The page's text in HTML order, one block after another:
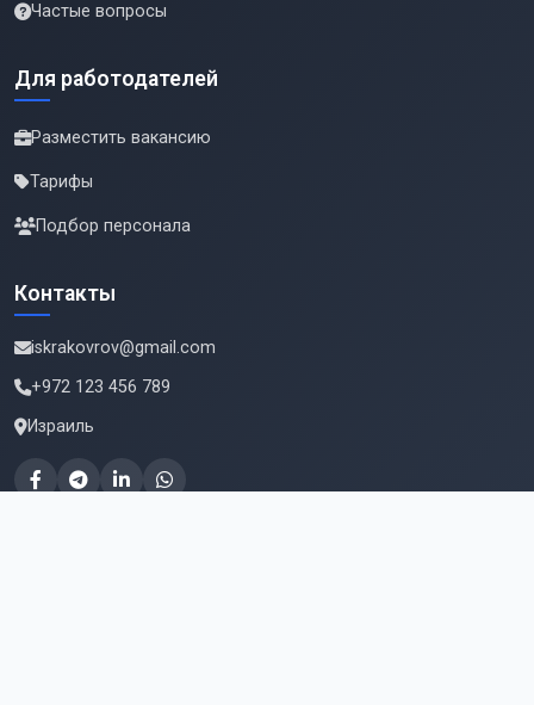
Частые вопросы
Для работодателей
Разместить вакансию
Тарифы
Подбор персонала
Контакты
iskrakovrov@gmail.com
+972 123 456 789
Израиль